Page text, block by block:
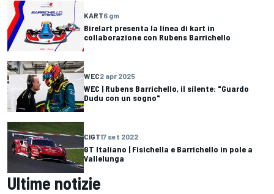
KART6 gm
Birelart presenta la linea di kart in
collaborazione con Rubens Barrichello
WEC2 apr 2025
WEC | Rubens Barrichello, il silente: "Guardo
Dudu con un sogno"
CIGT17 set 2022
GT Italiano | Fisichella e Barrichello in pole a
Vallelunga
Ultime notizie